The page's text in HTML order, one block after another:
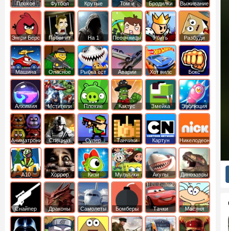
Плохое
мороженое
Футбол
головами
Крутые
Том и
джерри
Бродилки
Приключения
Выживание
Энгри Берс
Побег из
тюрьмы
На 1 Песочницы
Убить
короля
Разбуди
коробку
Машина
ест
машину
Опасное
оружие
Рыбка ест
рыбку
Аварии
машин
Хот вилс Бокс
Алхимия Мстители
Плохие
свинки
Кактус
маккой
Змейка Эволюция
Аниматроники Спецназ
Супер
бойцы
Танчики
Картун
нетворк
Никелодеон
А10 Хоррор Кизи Мультики Акулы Динозавры
Снайпер Драконы Самолеты Бомберы Тачки Масяня